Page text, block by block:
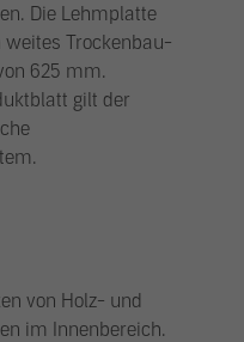
Die Lehmplatte
weites Trockenbau-
625 mm.
gilt der
von Holz- und
im Innenbereich.